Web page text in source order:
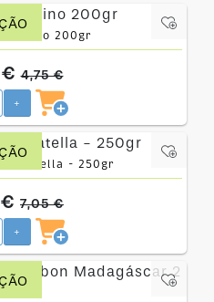
200gr
€4,75 €
+
- 250gr
7,05 €
+